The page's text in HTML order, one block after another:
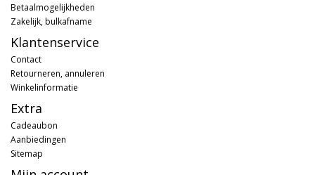
Betaalmogelijkheden
Zakelijk, bulkafname
Klantenservice
Contact
Retourneren, annuleren
Winkelinformatie
Extra
Cadeaubon
Aanbiedingen
Sitemap